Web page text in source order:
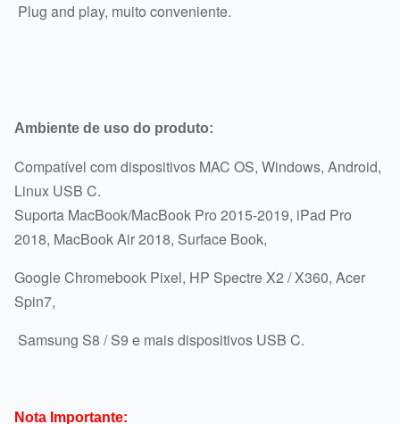
Plug and play, muito conveniente.
Ambiente de uso do produto:
Compatível com dispositivos MAC OS, Windows, Android,
Linux USB C.
Suporta MacBook/MacBook Pro 2015-2019, iPad Pro
2018, MacBook Air 2018, Surface Book,
Google Chromebook Pixel, HP Spectre X2 / X360, Acer
Spin7,
Samsung S8 / S9 e mais dispositivos USB C.
Nota Importante: